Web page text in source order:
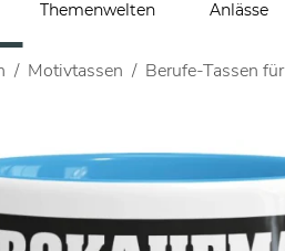
Themenwelten Anlässe
Motivtassen Berufe-Tassen